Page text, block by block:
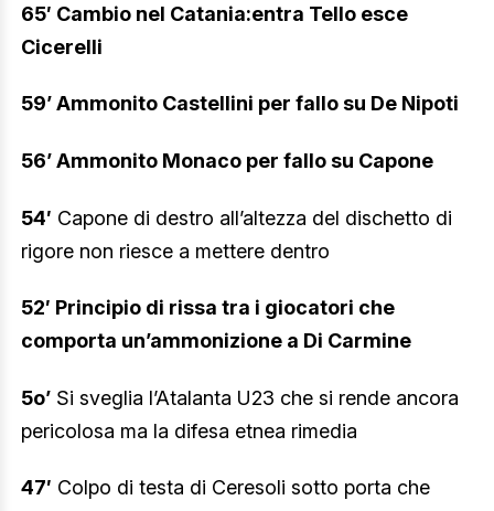
65′ Cambio nel Catania:entra Tello esce
Cicerelli
59’ Ammonito Castellini per fallo su De Nipoti
56’ Ammonito Monaco per fallo su Capone
54′ Capone di destro all’altezza del dischetto di
rigore non riesce a mettere dentro
52′ Principio di rissa tra i giocatori che
comporta un’ammonizione a Di Carmine
5o’ Si sveglia l’Atalanta U23 che si rende ancora
pericolosa ma la difesa etnea rimedia
47′ Colpo di testa di Ceresoli sotto porta che